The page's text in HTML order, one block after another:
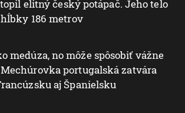
elitný český potápač. Jeho telo
186 metrov
medúza, no môže spôsobiť vážne
portugalská zatvára
aj Španielsku